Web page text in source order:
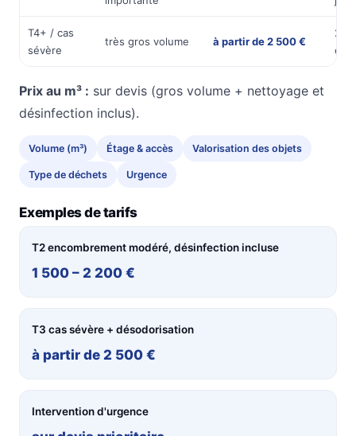
T4+ / cas
sévère
très gros volume à partir de 2 500 €
2
et +
Prix au m³ : sur devis (gros volume + nettoyage et
désinfection inclus).
Volume (m³) Étage & accès Valorisation des objets
Type de déchets Urgence
Exemples de tarifs
T2 encombrement modéré, désinfection incluse
1 500 – 2 200 €
T3 cas sévère + désodorisation
à partir de 2 500 €
Intervention d'urgence